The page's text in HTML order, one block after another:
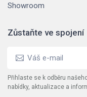
Showroom
Zůstaňte ve spojení
Přihlaste se k odběru
nabídky, aktualizace a